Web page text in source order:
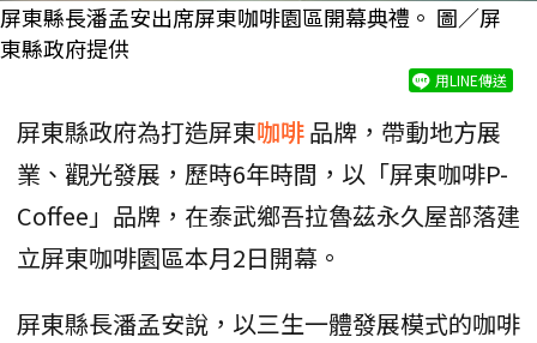
屏東縣長潘孟安出席屏東咖啡園區開幕典禮。 圖／屏
東縣政府提供
用LINE傳送
屏東縣政府為打造屏東咖啡品牌，帶動地方展
業、觀光發展，歷時6年時間，以「屏東咖啡P-
Coffee」品牌，在泰武鄉吾拉魯茲永久屋部落建
立屏東咖啡園區本月2日開幕。
屏東縣長潘孟安說，以三生一體發展模式的咖啡